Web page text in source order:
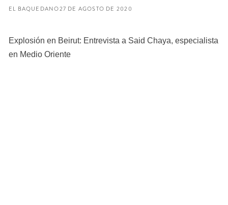
EL BAQUEDANO27 DE AGOSTO DE 2020
Explosión en Beirut: Entrevista a Said Chaya, especialista
en Medio Oriente